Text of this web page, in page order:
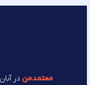
معتمد‌من